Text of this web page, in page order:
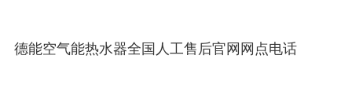
德能空气能热水器全国人工售后官网网点电话